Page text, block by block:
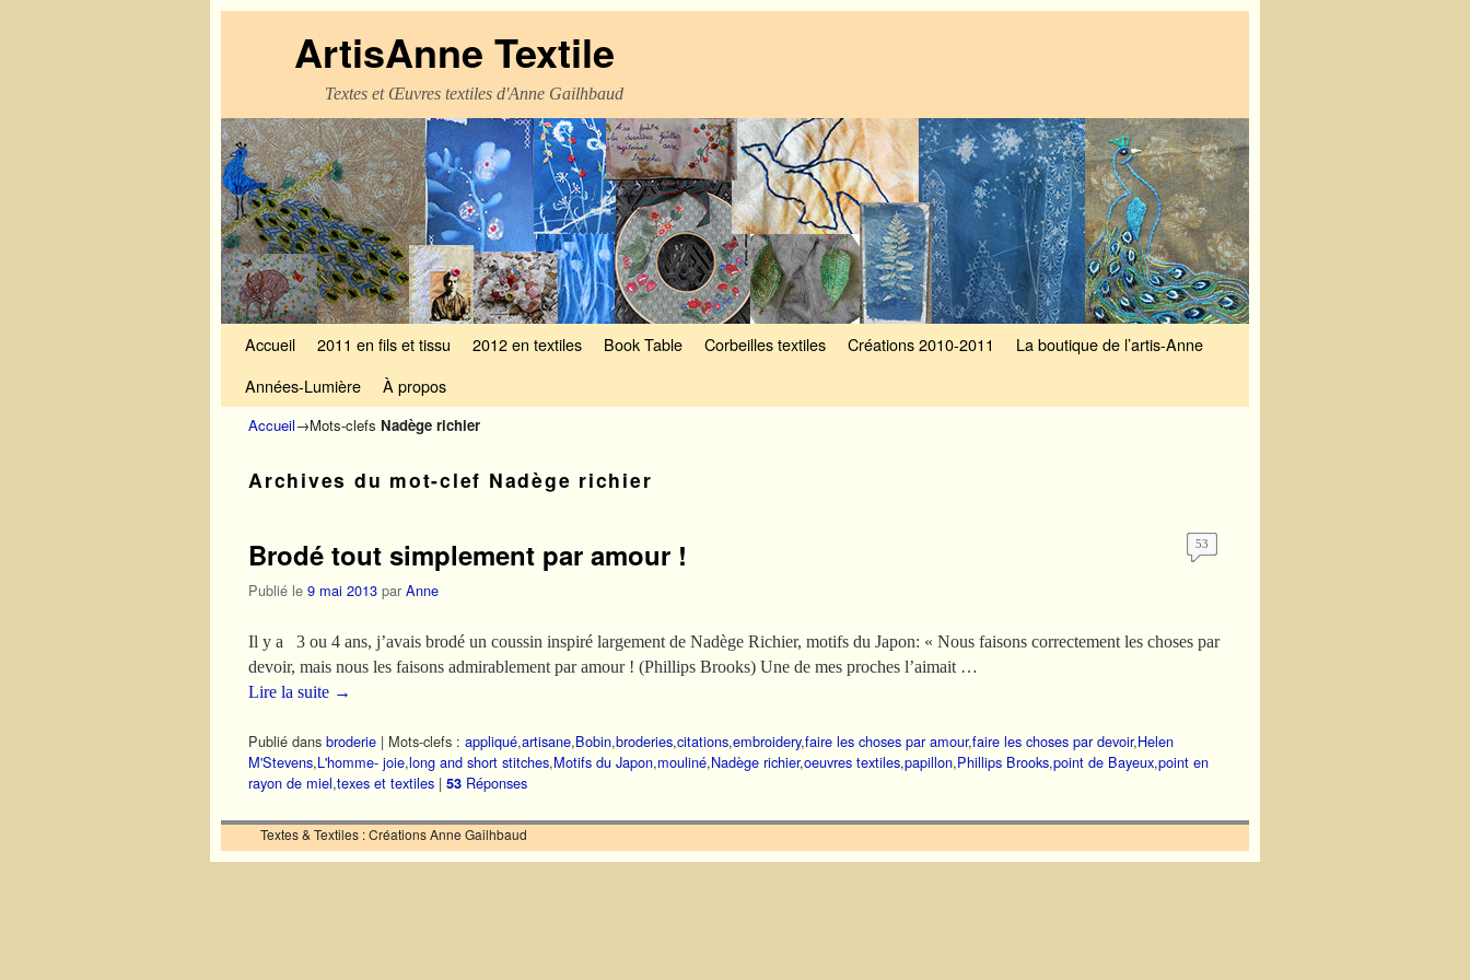
ArtisAnne Textile
Textes et Œuvres textiles d'Anne Gailhbaud
Accueil 2011 en fils et tissu 2012 en textiles Book Table Corbeilles textiles Créations 2010-2011
La boutique de l’artis-Anne
Années-Lumière
À propos
Accueil→Mots-clefs Nadège richier
Archives du mot-clef Nadège richier
Brodé tout simplement par amour !
Publié le 9 mai 2013 par Anne
53
Il y a 3 ou 4 ans, j’avais brodé un coussin inspiré largement de Nadège Richier, motifs du Japon: « Nous faisons correctement les choses par
devoir, mais nous les faisons admirablement par amour ! (Phillips Brooks) Une de mes proches l’aimait …
Lire la suite →
Publié dans broderie | Mots-clefs : appliqué,artisane,Bobin,broderies,citations,embroidery,faire les choses par amour,faire les choses par devoir,Helen
M'Stevens,L'homme- joie,long and short stitches,Motifs du Japon,mouliné,Nadège richier,oeuvres textiles,papillon,Phillips Brooks,point de Bayeux,point en
rayon de miel,texes et textiles | 53 Réponses
Textes & Textiles : Créations Anne Gailhbaud